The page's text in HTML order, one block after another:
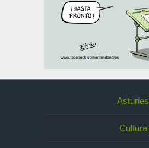
Asturies
Cultura